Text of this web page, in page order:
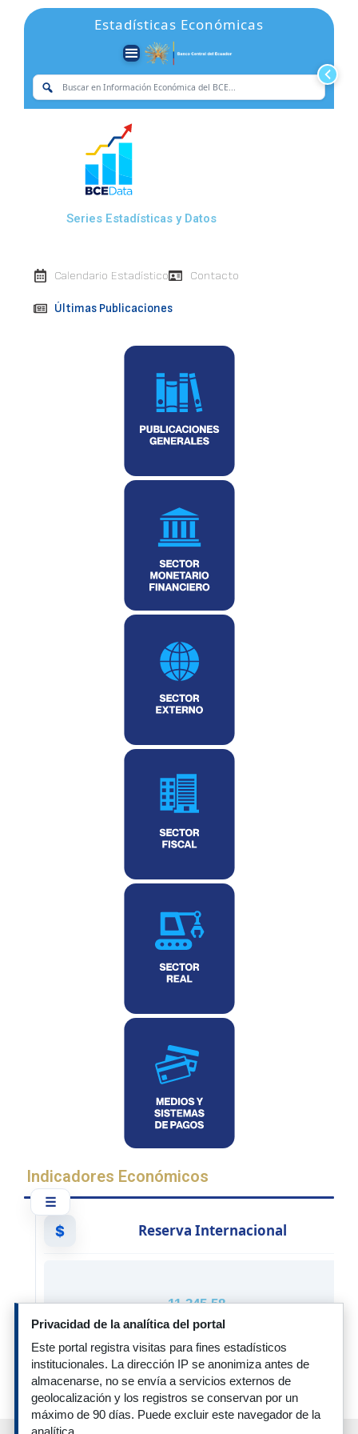
Menú
Principal
Estadísticas Económicas
Buscar
en
Series Estadísticas y Datos
Calendario Estadístico Contacto
Últimas Publicaciones
Indicadores Económicos
$ Reserva Internacional
11.345,58
Julio 2026
Millones de USD - Mensual
...
‹ 1 / 44 ›
Privacidad de la analítica del portal
Este portal registra visitas para fines estadísticos
institucionales. La dirección IP se anonimiza antes de
almacenarse, no se envía a servicios externos de
geolocalización y los registros se conservan por un
máximo de 90 días. Puede excluir este navegador de la